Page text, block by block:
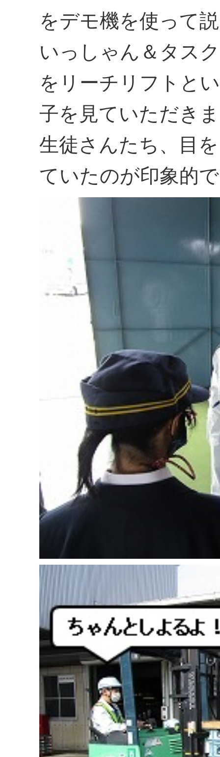
をデモ機を使って
いっしゃん＆タス
をリーチリフトと
子を見ていただき
生徒さんたち、目
ていたのが印象的